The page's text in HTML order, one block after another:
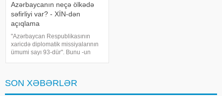
Azərbaycanın neçə ölkədə
səfirliyi var? - XİN-dən
açıqlama
"Azərbaycan Respublikasının
xaricdə diplomatik missiyalarının
ümumi sayı 93-dür". Bunu -un
Hacızadə deyib. . O bildirib ki,
Azərbayca
SON XƏBƏRLƏR